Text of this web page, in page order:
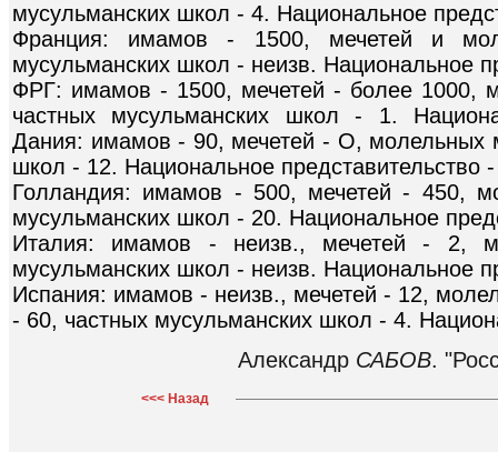
мусульманских школ - 4. Национальное
Франция: имамов - 1500, мечетей и
мусульманских школ - неизв. Национальное
ФРГ: имамов - 1500, мечетей - более 1000,
частных мусульманских школ - 1.
Дания: имамов - 90, мечетей - О, молельных
школ - 12. Национальное представительство -
Голландия: имамов - 500, мечетей - 450,
мусульманских школ - 20. Национальное
Италия: имамов - неизв., мечетей - 2,
мусульманских школ - неизв. Национальное
Испания: имамов - неизв., мечетей - 12,
- 60, частных мусульманских школ - 4.
Александр САБОВ.
<<< Назад